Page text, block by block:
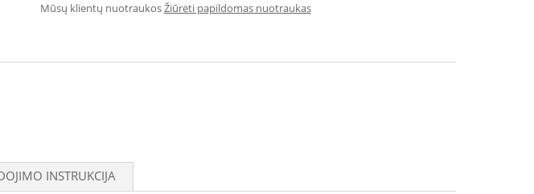
Mūsų klientų nuotraukosŽiūrėti papildomas nuotraukas
INSTRUKCIJA